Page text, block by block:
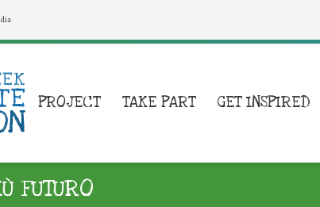
PROJECT TAKE PART GET INSPIRED
FUTURO